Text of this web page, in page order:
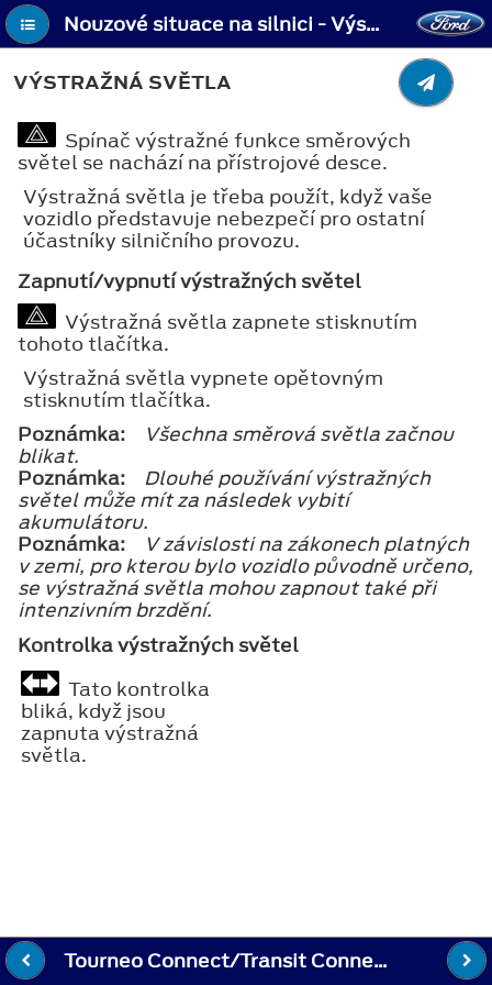
Nouzové situace na silnici - Výstražná světla
VÝSTRAŽNÁ SVĚTLA
Spínač výstražné funkce směrových
světel se nachází na přístrojové desce.
Výstražná světla je třeba použít, když vaše
vozidlo představuje nebezpečí pro ostatní
účastníky silničního provozu.
Zapnutí/vypnutí výstražných světel
Výstražná světla zapnete stisknutím
tohoto tlačítka.
Výstražná světla vypnete opětovným
stisknutím tlačítka.
Poznámka:
Všechna směrová světla začnou
blikat.
Poznámka:
Dlouhé používání výstražných
světel může mít za následek vybití
akumulátoru.
Poznámka:
V závislosti na zákonech platných
v zemi, pro kterou bylo vozidlo původně určeno,
se výstražná světla mohou zapnout také při
intenzivním brzdění.
Kontrolka výstražných světel
Tato kontrolka
bliká, když jsou
zapnuta výstražná
světla.
Tourneo Connect/Transit Connect Návod k obsluze pro vlastníky